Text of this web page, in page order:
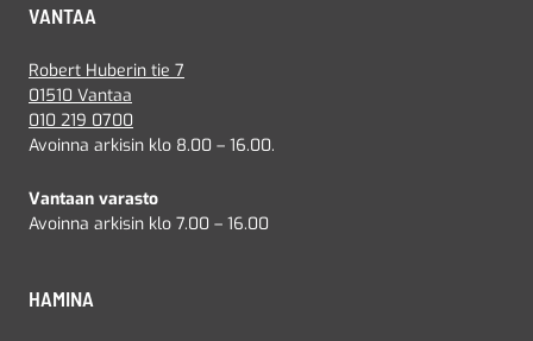
VANTAA
Robert Huberin tie 7
01510 Vantaa
010 219 0700
Avoinna arkisin klo 8.00 – 16.00.
Vantaan varasto
Avoinna arkisin klo 7.00 – 16.00
HAMINA